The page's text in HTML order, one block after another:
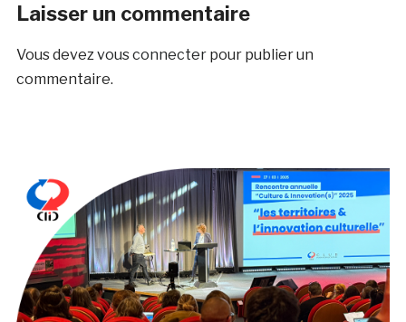
Laisser un commentaire
Vous devez vous connecterpour publier un
commentaire.